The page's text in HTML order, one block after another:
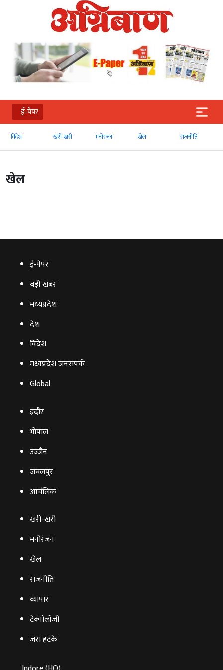
ई-पेपर
विदेश खरी-खरी मनोरंजन खेल राजनीति
खेल
ई‑पेपर
बड़ी खबर
मध्‍यप्रदेश
देश
विदेश
मध्यप्रदेश जनसंपर्क
Global
इंदौर
भोपाल
उज्‍जैन
जबलपुर
आचंलिक
खरी-खरी
मनोरंजन
खेल
राजनीति
व्‍यापार
टेक्‍नोलॉजी
ज़रा हटके